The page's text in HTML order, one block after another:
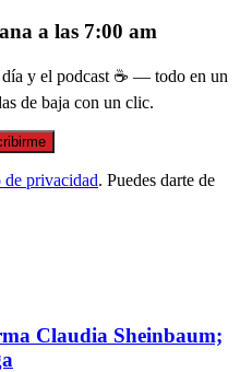
a las 7:00 am
y el podcast ☕ — todo en un
de baja con un clic.
de privacidad. Puedes darte de
Claudia Sheinbaum;